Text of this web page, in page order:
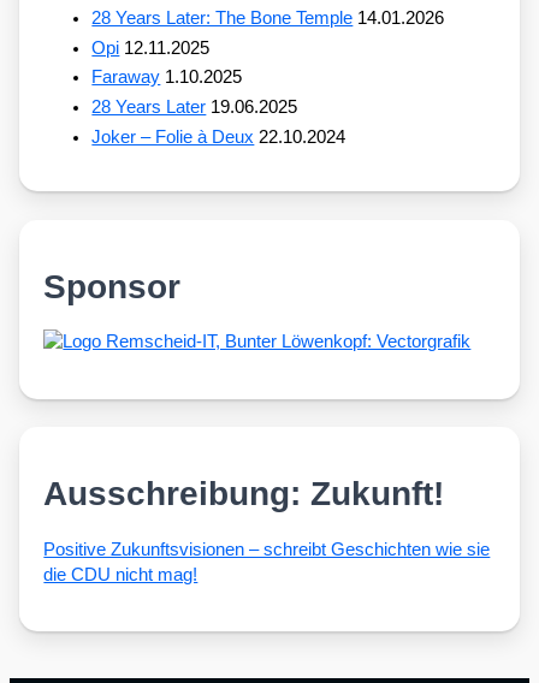
28 Years Later: The Bone Temple 14.01.2026
Opi 12.11.2025
Faraway 1.10.2025
28 Years Later 19.06.2025
Joker – Folie à Deux 22.10.2024
Sponsor
Ausschreibung: Zukunft!
Posi­ti­ve Zukunfts­vi­sio­nen – schreibt Geschich­ten wie sie
die CDU nicht mag!